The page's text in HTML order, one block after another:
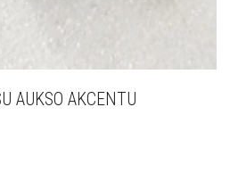
AUKSO AKCENTU